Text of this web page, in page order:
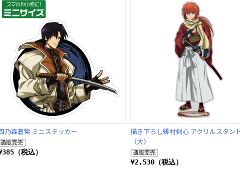
乃森蒼紫 ミニステッカー
（税込）
描き下ろし緋村剣心 アクリルスタン
（大）
¥2,530（税込）